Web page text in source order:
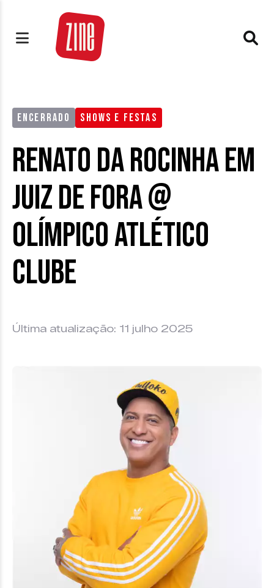
ENCERRADO SHOWS E FESTAS
Renato da Rocinha em
Juiz de Fora @
Olímpico Atlético
Clube
Última atualização: 11 julho 2025